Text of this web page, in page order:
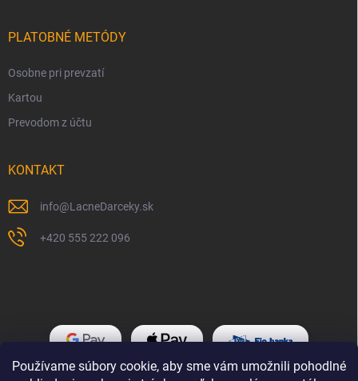
Používame súbory cookie, aby sme vám umožnili pohodlné
PLATOBNÉ METÓDY
Osobne pri prevzatí
Kartou
Prevodom z účtu
KONTAKT
info@LacneDarceky.sk
+420 555 222 096